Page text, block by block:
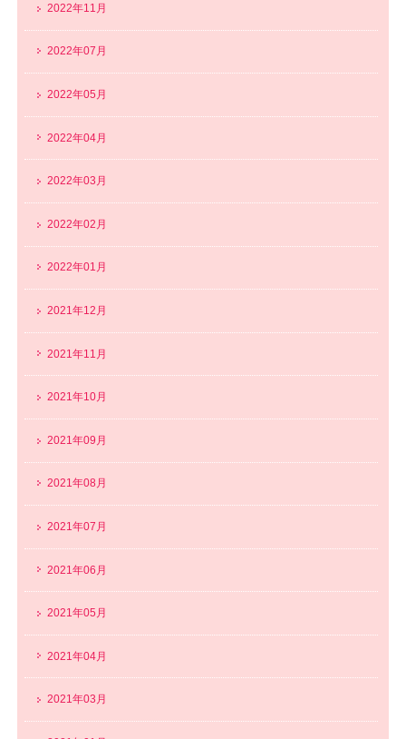
2022年11月
2022年07月
2022年05月
2022年04月
2022年03月
2022年02月
2022年01月
2021年12月
2021年11月
2021年10月
2021年09月
2021年08月
2021年07月
2021年06月
2021年05月
2021年04月
2021年03月